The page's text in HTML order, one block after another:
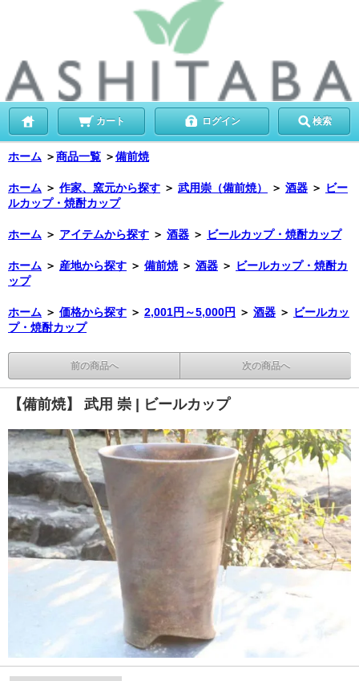
カート ログイン 検索
ホーム ＞商品一覧 ＞備前焼
ホーム ＞ 作家、窯元から探す ＞ 武用崇（備前焼） ＞ 酒器 ＞ ビー
ルカップ・焼酎カップ
ホーム ＞ アイテムから探す ＞ 酒器 ＞ ビールカップ・焼酎カップ
ホーム ＞ 産地から探す ＞ 備前焼 ＞ 酒器 ＞ ビールカップ・焼酎カ
ップ
ホーム ＞ 価格から探す ＞ 2,001円～5,000円 ＞ 酒器 ＞ ビールカッ
プ・焼酎カップ
前の商品へ 次の商品へ
【備前焼】 武用 崇 | ビールカップ